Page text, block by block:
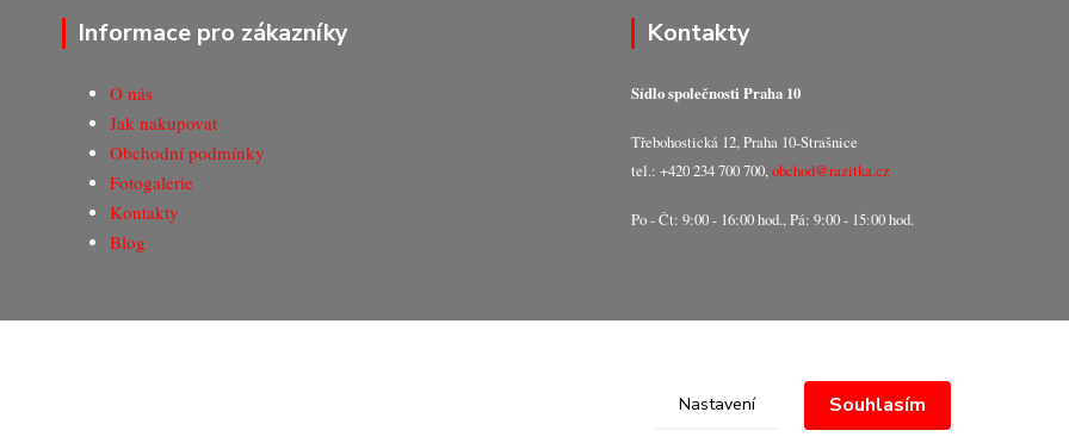
Informace pro zákazníky
O nás
Jak nakupovat
Obchodní podmínky
Fotogalerie
Kontakty
Blog
Kontakty
Sídlo společnosti Praha 10
Třebohostická 12, Praha 10-Strašnice
tel.: +420 234 700 700,obchod@razitka.cz
Po - Čt: 9:00 - 16:00 hod., Pá: 9:00 - 15:00 hod.
Nastavení Souhlasím